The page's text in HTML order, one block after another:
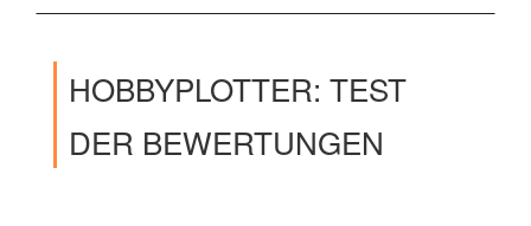
HOBBYPLOTTER: TEST
DER BEWERTUNGEN